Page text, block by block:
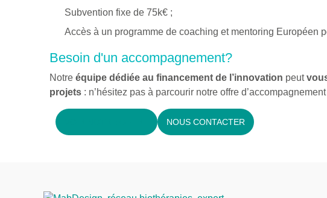
Subvention fixe de 75k€ ;
Accès à un programme de coaching et mentoring Européen
Besoin d'un accompagnement?
Notre équipe dédiée au financement de l’innovation peut
projets : n’hésitez pas à parcourir notre offre
NOUS CONTACTER